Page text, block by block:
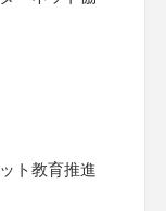
ト教育推進